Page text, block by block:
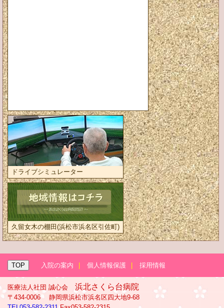
ドライブシミュレーター
久留女木の棚田(浜松市浜名区引佐町)
TOP 入院の案内 個人情報保護 採用情報
医療法人社団 誠心会 浜北さくら台病院
〒434-0006 静岡県浜松市浜名区四大地9-68